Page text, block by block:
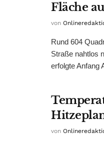
Fläche
von
Rund 604
Straße nahtlos
erfolgte Anfang
von